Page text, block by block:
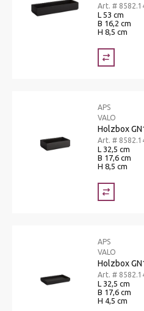
Art. #
L 53 cm
B 16,2 cm
H 8,5 cm
APS
VALO
Holzbox
Art. #
L 32,5 cm
B 17,6 cm
H 8,5 cm
APS
VALO
Holzbox
Art. #
L 32,5 cm
B 17,6 cm
H 4,5 cm